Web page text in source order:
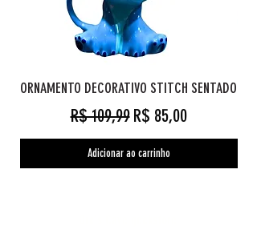
ORNAMENTO DECORATIVO STITCH SENTADO
Preço normal
R$ 109,99 Preço promocional
R$ 85,00
Adicionar ao carrinho